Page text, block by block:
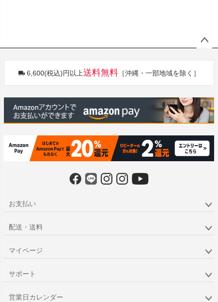
へ
6,600(税込)円以上送料無料 ［沖縄・一部地域を除く］
お支払い
配送・送料
マイページ
サポート
営業日カレンダー